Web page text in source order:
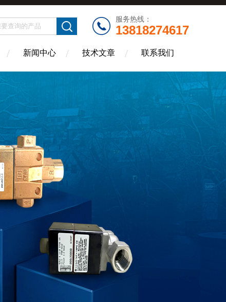
服务热线：
13818274617
新闻中心 技术文章 联系我们